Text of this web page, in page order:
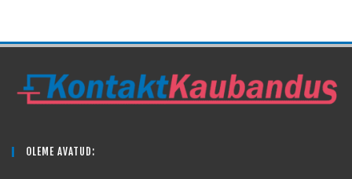
OLEME AVATUD: